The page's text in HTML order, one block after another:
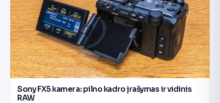
Sony FX5 kamera: pilno kadro įrašymas ir vidinis
RAW